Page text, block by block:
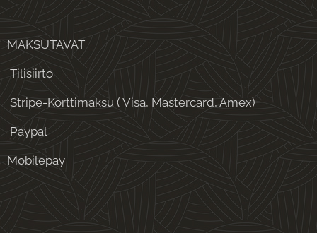
MAKSUTAVAT
Tilisiirto
Stripe-Korttimaksu ( Visa, Mastercard, Amex)
Paypal
Mobilepay